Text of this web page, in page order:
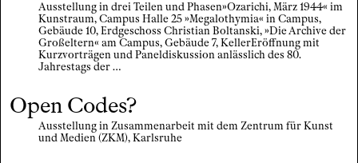
Ausstellung in drei Teilen und Phasen»Ozarichi, März 1944« im
Kunstraum, Campus Halle 25 »Megalothymia« in Campus,
Gebäude 10, Erdgeschoss Christian Boltanski, »Die Archive der
Großeltern« am Campus, Gebäude 7, KellerEröffnung mit
Kurzvorträgen und Paneldiskussion anlässlich des 80.
Jahrestags der …
Open Codes?
Ausstellung in Zusammenarbeit mit dem Zentrum für Kunst
und Medien (ZKM), Karlsruhe